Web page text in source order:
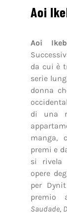
Aoi
Aoi
da cui è
serie
donna
di una
manga,
premi e
si rivela
opere
per
premio
Saudade,